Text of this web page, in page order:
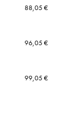
88,05 €
96,05 €
99,05 €